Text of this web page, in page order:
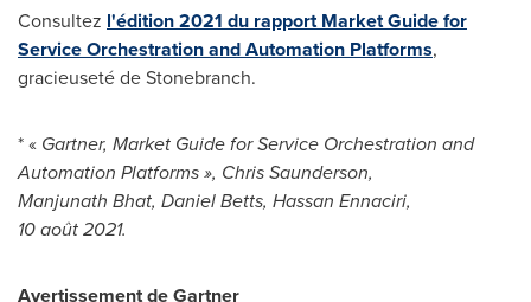
Consultez l'édition 2021 du rapport Market Guide for
Service Orchestration and Automation Platforms,
gracieuseté de Stonebranch.
* « Gartner, Market Guide for Service Orchestration and
Automation Platforms », Chris Saunderson,
Manjunath Bhat, Daniel Betts, Hassan Ennaciri,
10 août 2021.
Avertissement de Gartner